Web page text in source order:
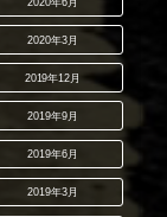
2020年3月
2019年12月
2019年9月
2019年6月
2019年3月